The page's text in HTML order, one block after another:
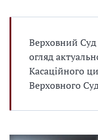
Верховний
огляд
Касаційного
Верховного